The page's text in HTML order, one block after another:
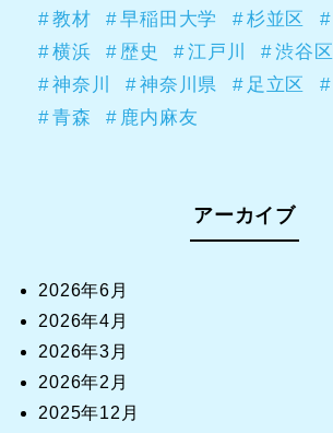
教材
早稲田大学 杉並区
横浜
歴史 江戸川 渋谷区
神奈川
神奈川県 足立区
青森
鹿内麻友
アーカイブ
2026年6月
2026年4月
2026年3月
2026年2月
2025年12月